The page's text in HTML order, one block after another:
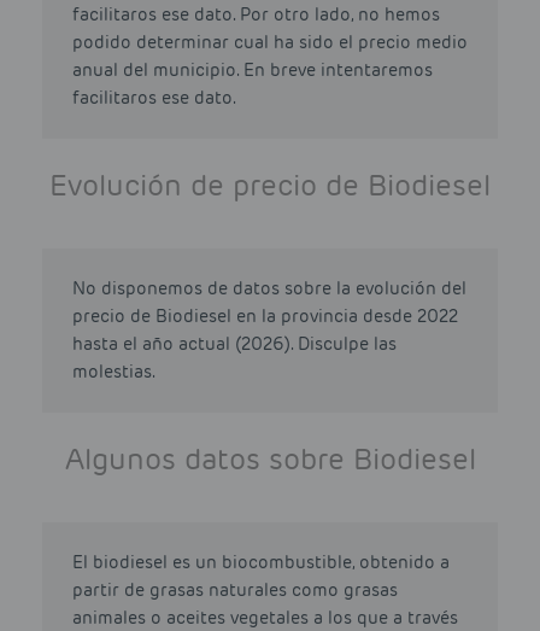
facilitaros ese dato. Por otro lado, no hemos
podido determinar cual ha sido el precio medio
anual del municipio. En breve intentaremos
facilitaros ese dato.
Evolución de precio de Biodiesel
No disponemos de datos sobre la evolución del
precio de Biodiesel en la provincia desde 2022
hasta el año actual (2026). Disculpe las
molestias.
Algunos datos sobre Biodiesel
El biodiesel es un biocombustible, obtenido a
partir de grasas naturales como grasas
animales o aceites vegetales a los que a través